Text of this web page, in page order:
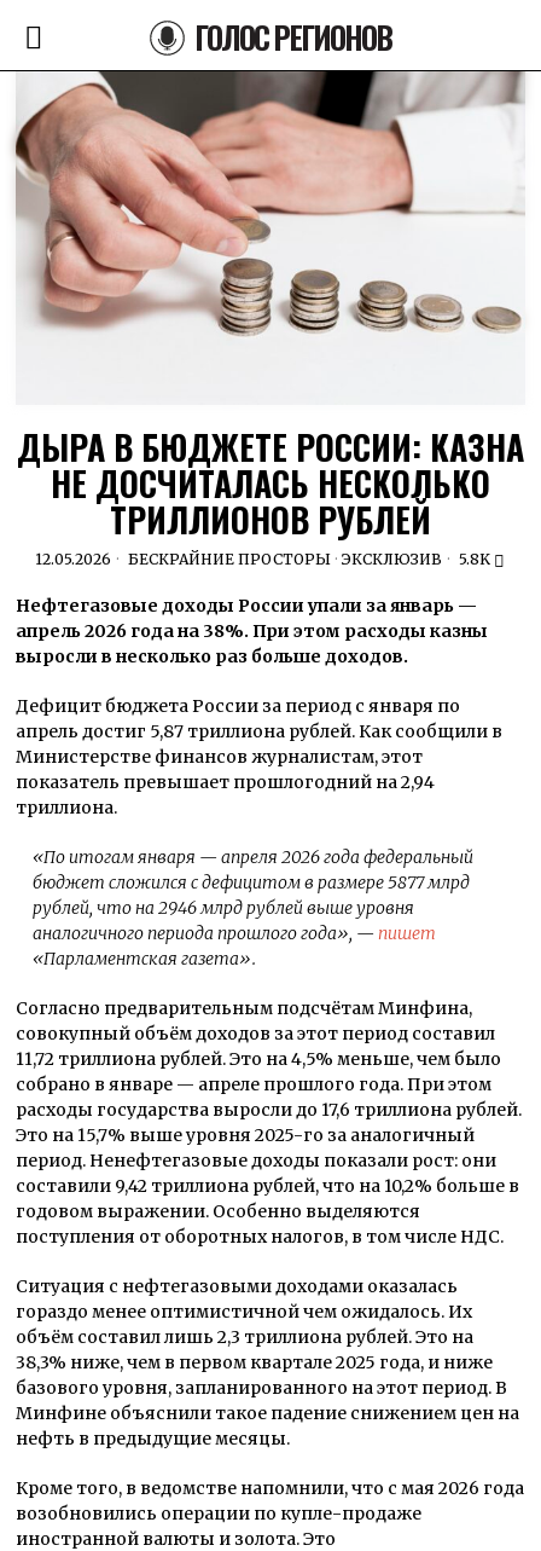
ГОЛОС РЕГИОНОВ
ДЫРА В БЮДЖЕТЕ РОССИИ: КАЗНА
НЕ ДОСЧИТАЛАСЬ НЕСКОЛЬКО
ТРИЛЛИОНОВ РУБЛЕЙ
12.05.2026 БЕСКРАЙНИЕ ПРОСТОРЫ · ЭКСКЛЮЗИВ 5.8K
Нефтегазовые доходы России упали за январь —
апрель 2026 года на 38%. При этом расходы казны
выросли в несколько раз больше доходов.
Дефицит бюджета России за период с января по
апрель достиг 5,87 триллиона рублей. Как сообщили в
Министерстве финансов журналистам, этот
показатель превышает прошлогодний на 2,94
триллиона.
«По итогам января — апреля 2026 года федеральный
бюджет сложился с дефицитом в размере 5877 млрд
рублей, что на 2946 млрд рублей выше уровня
аналогичного периода прошлого года», — пишет
«Парламентская газета».
Согласно предварительным подсчётам Минфина,
совокупный объём доходов за этот период составил
11,72 триллиона рублей. Это на 4,5% меньше, чем было
собрано в январе — апреле прошлого года. При этом
расходы государства выросли до 17,6 триллиона рублей.
Это на 15,7% выше уровня 2025-го за аналогичный
период. Ненефтегазовые доходы показали рост: они
составили 9,42 триллиона рублей, что на 10,2% больше в
годовом выражении. Особенно выделяются
поступления от оборотных налогов, в том числе НДС.
Ситуация с нефтегазовыми доходами оказалась
гораздо менее оптимистичной чем ожидалось. Их
объём составил лишь 2,3 триллиона рублей. Это на
38,3% ниже, чем в первом квартале 2025 года, и ниже
базового уровня, запланированного на этот период. В
Минфине объяснили такое падение снижением цен на
нефть в предыдущие месяцы.
Кроме того, в ведомстве напомнили, что с мая 2026 года
возобновились операции по купле-продаже
иностранной валюты и золота. Это